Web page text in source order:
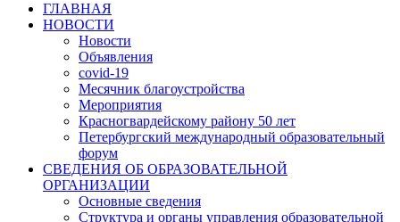
ГЛАВНАЯ
НОВОСТИ
Новости
Объявления
covid-19
Месячник благоустройства
Мероприятия
Красногвардейскому району 50 лет
Петербургский международный образовательный
форум
СВЕДЕНИЯ ОБ ОБРАЗОВАТЕЛЬНОЙ
ОРГАНИЗАЦИИ
Основные сведения
Структура и органы управления образовательной